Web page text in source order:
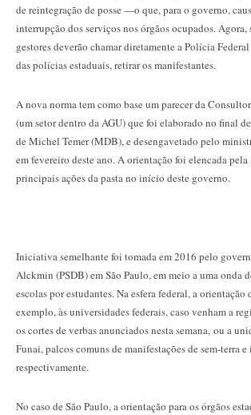
de reintegração de posse —o que, para o governo,
interrupção dos serviços nos órgãos ocupados. Agora,
gestores deverão chamar diretamente a Polícia
das polícias estaduais, retirar os manifestantes.
A nova norma tem como base um parecer da
(um setor dentro da AGU) que foi elaborado no final
de Michel Temer (MDB), e desengavetado pelo
em fevereiro deste ano. A orientação foi elencada pela
principais ações da pasta no início deste governo.
Iniciativa semelhante foi tomada em 2016 pelo
Alckmin (PSDB) em São Paulo, em meio a uma onda
escolas por estudantes. Na esfera federal, a orientação
exemplo, às universidades federais, caso venham a
os cortes de verbas anunciados nesta semana, ou a
Funai, palcos comuns de manifestações de sem-terra
respectivamente.
No caso de São Paulo, a orientação para os órgãos